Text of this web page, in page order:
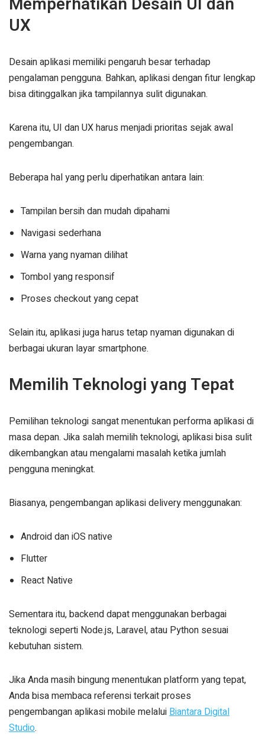
UX
Desain aplikasi memiliki pengaruh besar terhadap
pengalaman pengguna. Bahkan, aplikasi dengan fitur lengkap
bisa ditinggalkan jika tampilannya sulit digunakan.
Karena itu, UI dan UX harus menjadi prioritas sejak awal
pengembangan.
Beberapa hal yang perlu diperhatikan antara lain:
Tampilan bersih dan mudah dipahami
Navigasi sederhana
Warna yang nyaman dilihat
Tombol yang responsif
Proses checkout yang cepat
Selain itu, aplikasi juga harus tetap nyaman digunakan di
berbagai ukuran layar smartphone.
Memilih Teknologi yang Tepat
Pemilihan teknologi sangat menentukan performa aplikasi di
masa depan. Jika salah memilih teknologi, aplikasi bisa sulit
dikembangkan atau mengalami masalah ketika jumlah
pengguna meningkat.
Biasanya, pengembangan aplikasi delivery menggunakan:
Android dan iOS native
Flutter
React Native
Sementara itu, backend dapat menggunakan berbagai
teknologi seperti Node.js, Laravel, atau Python sesuai
kebutuhan sistem.
Jika Anda masih bingung menentukan platform yang tepat,
Anda bisa membaca referensi terkait proses
pengembangan aplikasi mobile melaluiBiantara Digital
Studio.